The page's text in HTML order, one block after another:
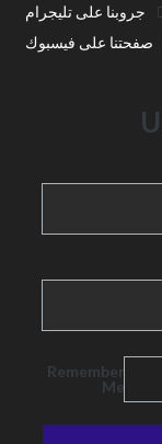
جروبنا على تليجرام
صفحتنا على فيسبوك
Remember
Me